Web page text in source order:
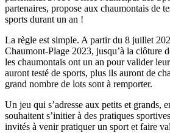
partenaires, propose aux chaumontais de
sports durant un an !
La règle est simple. A partir du 8 juillet
Chaumont-Plage 2023, jusqu’à la clôture
les chaumontais ont un an pour valider
auront testé de sports, plus ils auront de
grand nombre de lots sont à remporter.
Un jeu qui s’adresse aux petits et grands,
souhaitent s’initier à des pratiques
invités à venir pratiquer un sport et faire